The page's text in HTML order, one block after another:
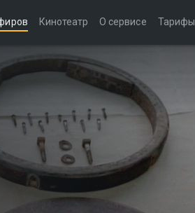
Кинотеатр О сервисе Тарифы